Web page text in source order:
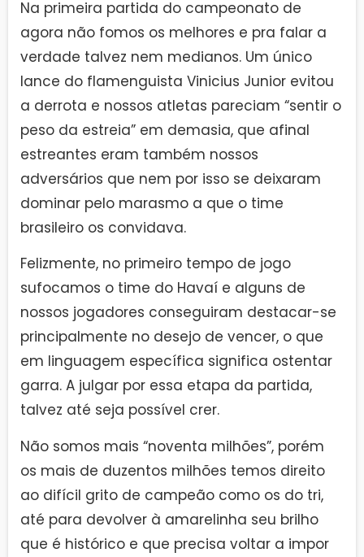
Na primeira partida do campeonato de
agora não fomos os melhores e pra falar a
verdade talvez nem medianos. Um único
lance do flamenguista Vinicius Junior evitou
a derrota e nossos atletas pareciam “sentir o
peso da estreia” em demasia, que afinal
estreantes eram também nossos
adversários que nem por isso se deixaram
dominar pelo marasmo a que o time
brasileiro os convidava.
Felizmente, no primeiro tempo de jogo
sufocamos o time do Havaí e alguns de
nossos jogadores conseguiram destacar-se
principalmente no desejo de vencer, o que
em linguagem específica significa ostentar
garra. A julgar por essa etapa da partida,
talvez até seja possível crer.
Não somos mais “noventa milhões”, porém
os mais de duzentos milhões temos direito
ao difícil grito de campeão como os do tri,
até para devolver à amarelinha seu brilho
que é histórico e que precisa voltar a impor